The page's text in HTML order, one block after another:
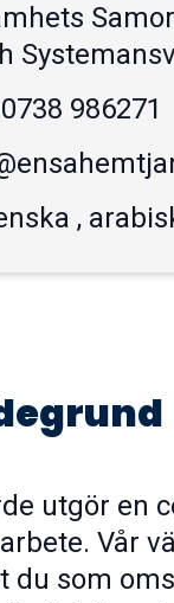
0738 986271
,
utgör en
Vår
du som